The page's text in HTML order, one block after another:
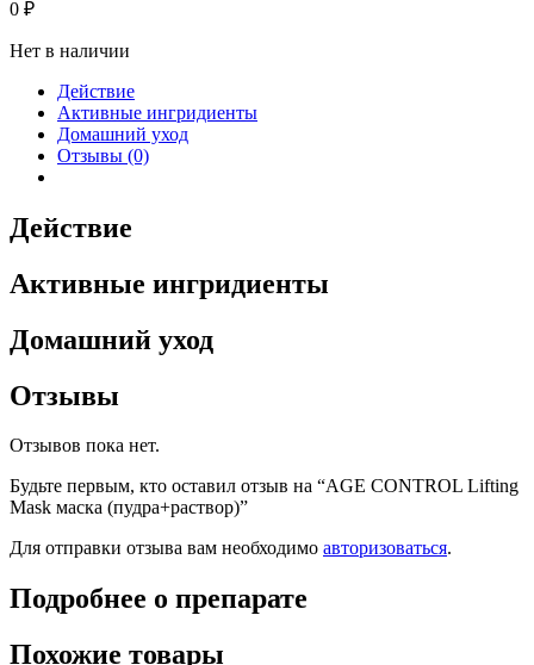
0 ₽
Нет в наличии
Действие
Активные ингридиенты
Домашний уход
Отзывы (0)
Действие
Активные ингридиенты
Домашний уход
Отзывы
Отзывов пока нет.
Будьте первым, кто оставил отзыв на “AGE CONTROL Lifting
Mask маска (пудра+раствор)”
Для отправки отзыва вам необходимо авторизоваться.
Подробнее о препарате
Похожие товары